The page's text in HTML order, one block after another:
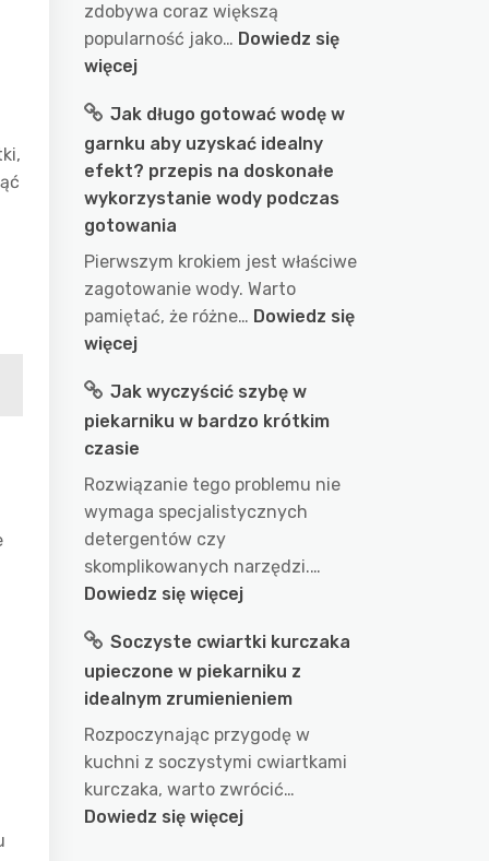
zdobywa coraz większą
popularność jako… Dowiedz się
więcej:
i
mity
o
laseroterapii
skóry
–
obalamy
popularne
przekonania
Jak długo gotować wodę w
garnku aby uzyskać idealny
efekt? przepis na doskonałe
wykorzystanie wody podczas
gotowania
Pierwszym krokiem jest właściwe
zagotowanie wody. Warto
pamiętać, że różne… Dowiedz się
więcej:
długo
gotować
wodę
w
garnku
aby
uzyskać
idealny
przepis
na
doskonałe
wykorzystanie
wody
podczas
gotowania
Jak wyczyścić szybę w
piekarniku w bardzo krótkim
czasie
Rozwiązanie tego problemu nie
wymaga specjalistycznych
detergentów czy
skomplikowanych narzędzi.…
Dowiedz się więcej:
wyczyścić
szybę
w
piekarniku
w
bardzo
krótkim
Soczyste cwiartki kurczaka
upieczone w piekarniku z
idealnym zrumienieniem
Rozpoczynając przygodę w
kuchni z soczystymi cwiartkami
kurczaka, warto zwrócić…
Dowiedz się więcej: